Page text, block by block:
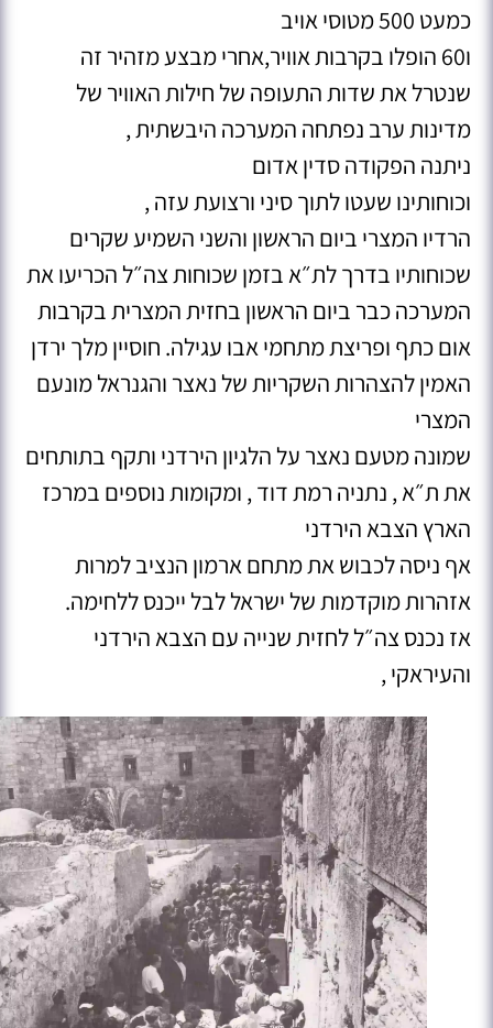
כמעט 500 מטוסי אויב
ו60 הופלו בקרבות אוויר,אחרי מבצע מזהיר זה
שנטרל את שדות התעופה של חילות האוויר של
מדינות ערב נפתחה המערכה היבשתית ,
ניתנה הפקודה סדין אדום
וכוחותינו שעטו לתוך סיני ורצועת עזה ,
הרדיו המצרי ביום הראשון והשני השמיע שקרים
שכוחותיו בדרך לת״א בזמן שכוחות צה״ל הכריעו את
המערכה כבר ביום הראשון בחזית המצרית בקרבות
אום כתף ופריצת מתחמי אבו עגילה. חוסיין מלך ירדן
האמין להצהרות השקריות של נאצר והגנראל מונעם
המצרי
שמונה מטעם נאצר על הלגיון הירדני ותקף בתותחים
את ת״א , נתניה רמת דוד , ומקומות נוספים במרכז
הארץ הצבא הירדני
אף ניסה לכבוש את מתחם ארמון הנציב למרות
אזהרות מוקדמות של ישראל לבל ייכנס ללחימה.
אז נכנס צה״ל לחזית שנייה עם הצבא הירדני
והעיראקי ,